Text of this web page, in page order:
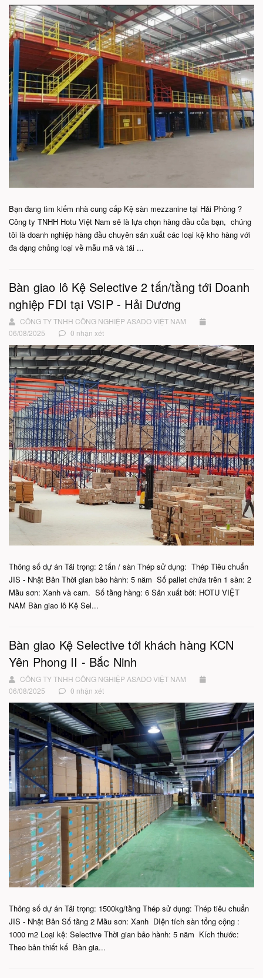
Bạn đang tìm kiếm nhà cung cấp Kệ sàn mezzanine tại Hải Phòng ?
Công ty TNHH Hotu Việt Nam sẽ là lựa chọn hàng đầu của bạn, chúng
tôi là doanh nghiệp hàng đầu chuyên sản xuất các loại kệ kho hàng với
đa dạng chủng loại về mẫu mã và tải ...
Bàn giao lô Kệ Selective 2 tấn/tầng tới Doanh
nghiệp FDI tại VSIP - Hải Dương
CÔNG TY TNHH CÔNG NGHIỆP ASADO VIỆT NAM
06/08/2025
0 nhận xét
Thông số dự án Tải trọng: 2 tấn / sàn Thép sử dụng: Thép Tiêu chuẩn
JIS - Nhật Bản Thời gian bảo hành: 5 năm Số pallet chứa trên 1 sàn: 2
Mầu sơn: Xanh và cam. Số tầng hàng: 6 Sản xuất bởi: HOTU VIỆT
NAM Bàn giao lô Kệ Sel...
Bàn giao Kệ Selective tới khách hàng KCN
Yên Phong II - Bắc Ninh
CÔNG TY TNHH CÔNG NGHIỆP ASADO VIỆT NAM
06/08/2025
0 nhận xét
Thông số dự án Tải trọng: 1500kg/tầng Thép sử dụng: Thép tiêu chuẩn
JIS - Nhật Bản Số tầng 2 Mầu sơn: Xanh DIện tích sàn tổng cộng :
1000 m2 Loại kệ: Selective Thời gian bảo hành: 5 năm Kích thước:
Theo bản thiết kế Bàn gia...